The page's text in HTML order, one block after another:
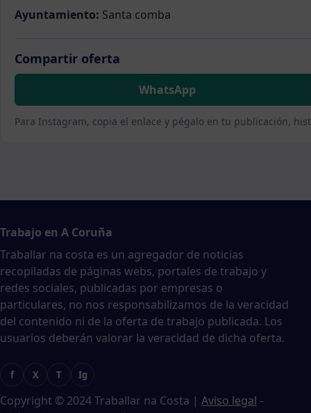
Ayuntamiento: Santa comba
Compartir oferta
WhatsApp
Para Instagram, copia el enlace y pégalo en tu publicación,
Trabajo en A Coruña
Traballar na costa es un agregador de noticias
recopiladas de páginas webs, portales de trabajo y
redes sociales, publicadas por empresas o
particulares, no nos responsabilizamos de la veracidad
del contenido ni de la oferta de trabajo publicada. Los
usuarios deberán valorar la veracidad de dicha oferta.
f X T Ig
Copyright © 2024 Traballar na Costa | Aviso legal -